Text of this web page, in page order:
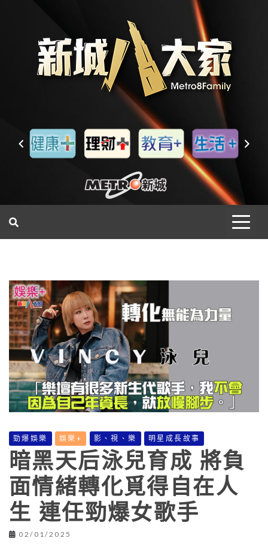
勁爆娛樂 娛樂+ 影、視、樂 明星成長故事
暗黑天后泳兒育成 將負
面情緒轉化覓得自在人
生 連任勁爆女歌手
02/01/2025